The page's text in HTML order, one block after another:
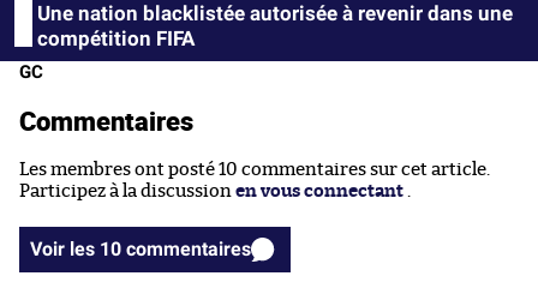
Une nation blacklistée autorisée à revenir dans une
compétition FIFA
GC
Commentaires
Les membres ont posté 10 commentaires sur cet article.
Participez à la discussion en vous connectant .
Voir les 10 commentaires